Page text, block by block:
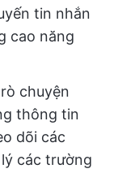
tin nhắn
cao năng
chuyện
thông tin
dõi các
các trường